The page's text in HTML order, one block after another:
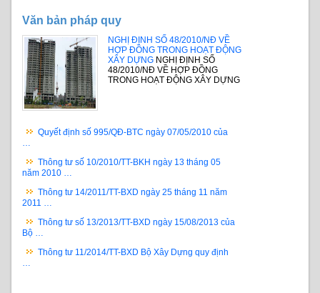
Văn bản pháp quy
NGHỊ ĐỊNH SỐ 48/2010/NĐ VỀ
HỢP ĐỒNG TRONG HOẠT ĐỘNG
XÂY DỰNG NGHỊ ĐỊNH SỐ
48/2010/NĐ VỀ HỢP ĐỒNG
TRONG HOẠT ĐỘNG XÂY DỰNG
Quyết định số 995/QĐ-BTC ngày 07/05/2010 của
…
Thông tư số 10/2010/TT-BKH ngày 13 tháng 05
năm 2010 …
Thông tư 14/2011/TT-BXD ngày 25 tháng 11 năm
2011 …
Thông tư số 13/2013/TT-BXD ngày 15/08/2013 của
Bộ …
Thông tư 11/2014/TT-BXD Bộ Xây Dựng quy định
…